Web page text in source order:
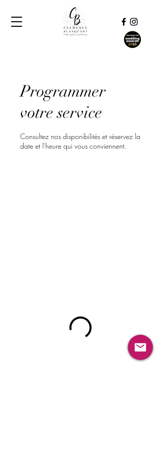
Programmer
votre service
Consultez nos disponibilités et réservez la
date et l'heure qui vous conviennent.